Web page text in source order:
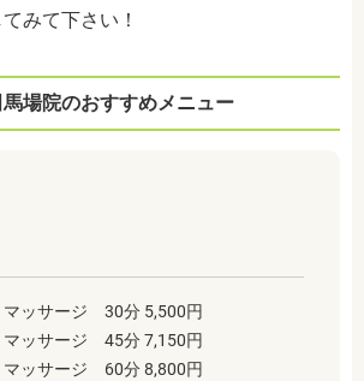
みて下さい！
場院のおすすめメニュー
マッサージ 30分 5,500円
マッサージ 45分 7,150円
マッサージ 60分 8,800円